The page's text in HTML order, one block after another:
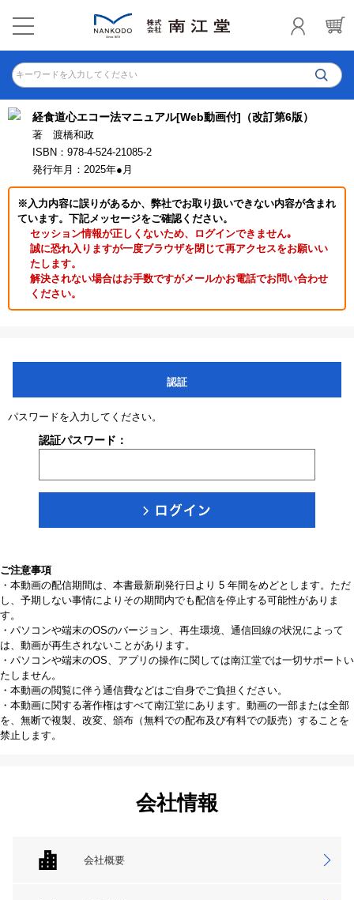
キーワードを入力してください
経食道心エコー法マニュアル[Web動画付]（改訂第6版）
著 渡橋和政
ISBN：978-4-524-21085-2
発行年月：2025年●月
※入力内容に誤りがあるか、弊社でお取り扱いできない内容が含まれ
ています。下記メッセージをご確認ください。
セッション情報が正しくないため、ログインできません｡
誠に恐れ入りますが一度ブラウザを閉じて再アクセスをお願いい
たします。
解決されない場合はお手数ですがメールかお電話でお問い合わせ
ください。
認証
パスワードを入力してください。
認証パスワード：
ご注意事項
・本動画の配信期間は、本書最新刷発行日より 5 年間をめどとします。ただ
し、予期しない事情によりその期間内でも配信を停止する可能性がありま
す。
・パソコンや端末のOSのバージョン、再生環境、通信回線の状況によって
は、動画が再生されないことがあります。
・パソコンや端末のOS、アプリの操作に関しては南江堂では一切サポートい
たしません。
・本動画の閲覧に伴う通信費などはご自身でご負担ください。
・本動画に関する著作権はすべて南江堂にあります。動画の一部または全部
を、無断で複製、改変、頒布（無料での配布及び有料での販売）することを
禁止します。
会社情報
会社概要